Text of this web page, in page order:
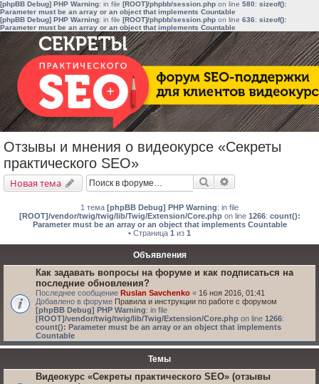
[phpBB Debug] PHP Warning: in file [ROOT]/phpbb/session.php on line 580: sizeof():
Parameter must be an array or an object that implements Countable
[phpBB Debug] PHP Warning: in file [ROOT]/phpbb/session.php on line 636: sizeof():
Parameter must be an array or an object that implements Countable
Отзывы и мнения о видеокурсе «Секреты
практического SEO»
Новая тема Поиск
1 тема [phpBB Debug] PHP Warning: in file
[ROOT]/vendor/twig/twig/lib/Twig/Extension/Core.phpon line 1266: count():
Parameter must be an array or an object that implements Countable
• Страница 1 из 1
Объявления
Как задавать вопросы на форуме и как подписаться на
последние обновления?
Последнее сообщение Ruslan Savchenko « 16 ноя 2016, 01:41
Добавлено в форуме Правила и инструкции по работе с форумом
[phpBB Debug] PHP Warning: in file
[ROOT]/vendor/twig/twig/lib/Twig/Extension/Core.php on line 1266:
count(): Parameter must be an array or an object that implements
Countable
Темы
Видеокурс «Секреты практического SEO» (отзывы